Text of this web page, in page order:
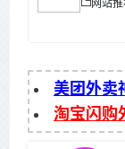
网站
美团外卖
淘宝闪购